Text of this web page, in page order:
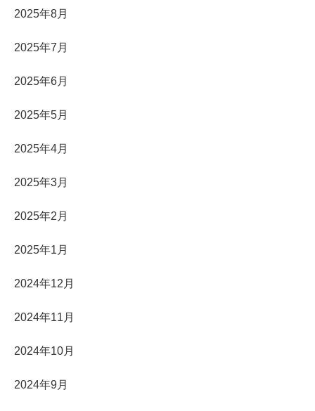
2025年8月
2025年7月
2025年6月
2025年5月
2025年4月
2025年3月
2025年2月
2025年1月
2024年12月
2024年11月
2024年10月
2024年9月